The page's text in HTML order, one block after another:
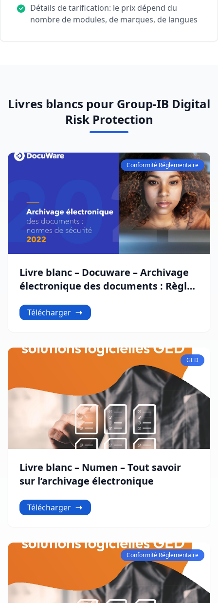
Détails de tarification: le prix dépend du
nombre de modules, de marques, de langues
Livres blancs pour Group-IB Digital
Risk Protection
Conformité Réglementaire
Livre blanc – Docuware – Archivage
électronique des documents : Règles
des données
Télécharger
GED
Livre blanc – Numen – Tout savoir
sur l’archivage électronique
Télécharger
Conformité Réglementaire